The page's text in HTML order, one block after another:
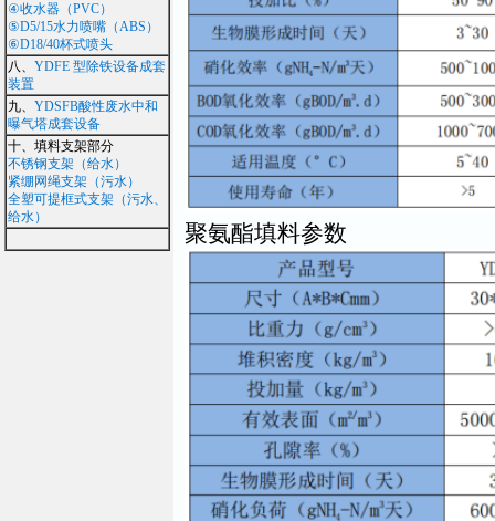
④收水器（PVC）
⑤D5/15水力喷嘴（ABS）
⑥D18/40杯式喷头
八、 YDFE 型除铁设备成套
装置
九、 YDSFB酸性废水中和
曝气塔成套设备
十、填料支架部分
不锈钢支架（给水）
紧绷网绳支架（污水）
全塑可提框式支架（污水、
给水）
聚氨酯填料参数